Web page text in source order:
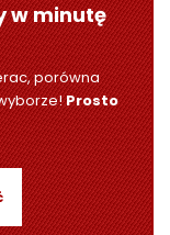
w minutę
porówna
Prosto